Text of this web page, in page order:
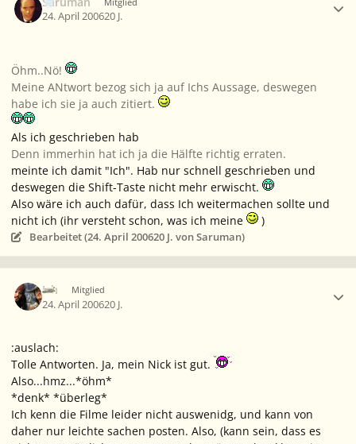
24. April 200620 J.
Öhm..Nö!
Meine ANtwort bezog sich ja auf Ichs Aussage, deswegen
habe ich sie ja auch zitiert.
Als ich geschrieben hab
Denn immerhin hat ich ja die Hälfte richtig erraten.
meinte ich damit "Ich". Hab nur schnell geschrieben und
deswegen die Shift-Taste nicht mehr erwischt.
Also wäre ich auch dafür, dass Ich weitermachen sollte und
nicht ich (ihr versteht schon, was ich meine
)
Bearbeitet (24. April 200620 J. von Saruman)
Ich Mitglied
24. April 200620 J.
:auslach:
Tolle Antworten. Ja, mein Nick ist gut.
Also...hmz...*öhm*
*denk* *überleg*
Ich kenn die Filme leider nicht auswenidg, und kann von
daher nur leichte sachen posten. Also, (kann sein, dass es